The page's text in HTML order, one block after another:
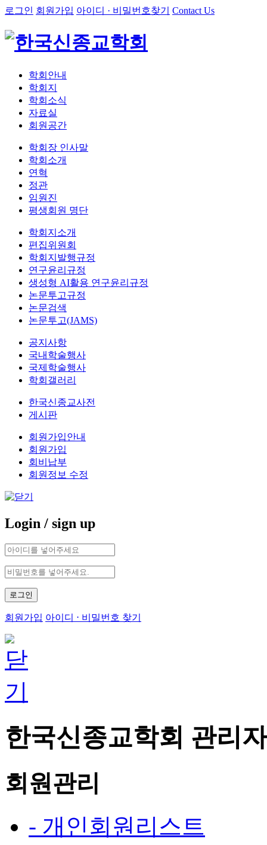
로그인 회원가입 아이디 · 비밀번호찾기 Contact Us
학회안내
학회지
학회소식
자료실
회원공간
학회장 인사말
학회소개
연혁
정관
임원진
평생회원 명단
학회지소개
편집위원회
학회지발행규정
연구윤리규정
생성형 AI활용 연구윤리규정
논문투고규정
논문검색
논문투고(JAMS)
공지사항
국내학술행사
국제학술행사
학회갤러리
한국신종교사전
게시판
회원가입안내
회원가입
회비납부
회원정보 수정
Login / sign up
로그인
회원가입 아이디 ⋅ 비밀번호 찾기
한국신종교학회 관리
회원관리
- 개인회원리스트